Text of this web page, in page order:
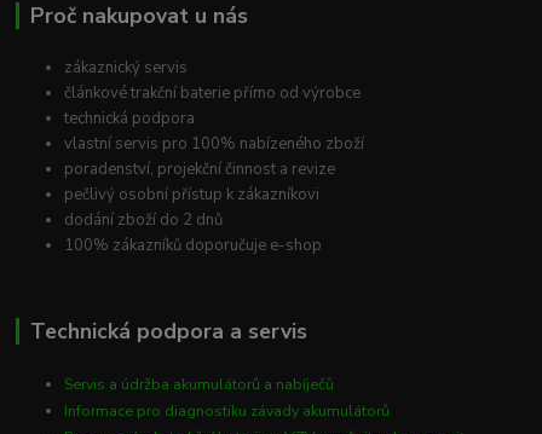
Proč nakupovat u nás
zákaznický servis
článkové trakční baterie přímo od výrobce
technická podpora
vlastní servis pro 100% nabízeného zboží
poradenství, projekční činnost a revize
pečlivý osobní přístup k zákazníkovi
dodání zboží do 2 dnů
100% zákazníků doporučuje e-shop
Technická podpora a servis
Servis a údržba akumulátorů a nabíječů
Informace pro diagnostiku závady akumulátorů